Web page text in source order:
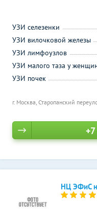
г. Москва, Старопанский
УЗИ селезенки
УЗИ вилочковой железы
УЗИ лимфоузлов
УЗИ малого таза у
УЗИ почек
НЦ ЭФиС